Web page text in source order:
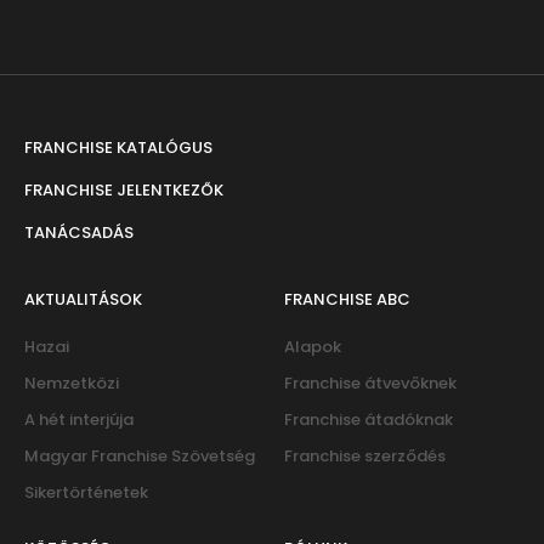
FRANCHISE KATALÓGUS
FRANCHISE JELENTKEZŐK
TANÁCSADÁS
AKTUALITÁSOK
Hazai
Nemzetközi
A hét interjúja
Magyar Franchise Szövetség
Sikertörténetek
FRANCHISE ABC
Alapok
Franchise átvevőknek
Franchise átadóknak
Franchise szerződés